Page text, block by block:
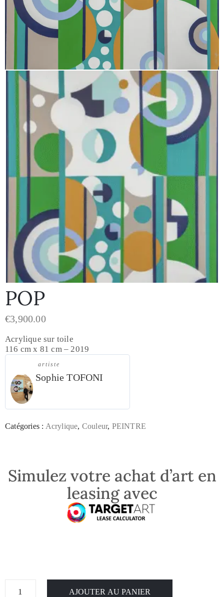
POP
€3,900.00
Acrylique sur toile
116 cm x 81 cm – 2019
artiste
Sophie TOFONI
Catégories : Acrylique, Couleur, PEINTRE
Simulez votre achat d’art en
leasing avec
AJOUTER AU PANIER